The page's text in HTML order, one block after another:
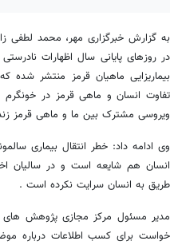
به گزارش خبرگزاری مهر، محمد لطفی
در روزهای پایانی سال اظهارات
بیماریزایی ماهیان قرمز منتشر شده
تفاوت انسان و ماهی قرمز در
ویروسی مشترک بین ما و ماهی قرمز
وی ادامه داد: خطر انتقال بیماری
انسان هم شایعه است و در سالیان
طریق به انسان سرایت نکرده است .
مدیر مسئول مرکز مجازی پژوهش های
خواست برای کسب اطلاعات درباره